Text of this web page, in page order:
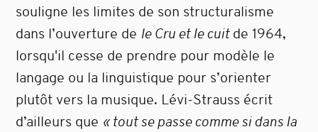
souligne les limites de son structuralisme
dans l’ouverture de le Cru et le cuitde 1964,
lorsqu'il cesse de prendre pour modèle le
langage ou la linguistique pour s’orienter
plutôt vers la musique. Lévi-Strauss écrit
d’ailleurs que « tout se passe comme si dans la